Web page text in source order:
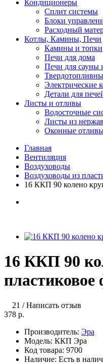
Кондиционеры
Сплит системы
Блоки
Расходный
Котлы, Камины, Печи
Камины и топки
Печи для дома
Печи для сауны
Электрические
Детали для
Листы и отливы
Водосточные
Листы из
Оконные
Главная
Вентиляция
Воздуховоды
Воздуховоды из
16 ККП 90 колено
16 ККП 90
пластиковое
21 /Написать отзыв
378 р.
Производитель: Эра
Модель: ККП Эра
Код товара: 9700
Наличие: Есть в